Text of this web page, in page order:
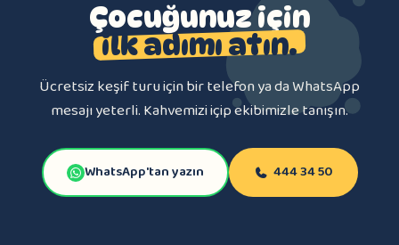
Çocuğunuz için
ilk adımı atın.
Ücretsiz keşif turu için bir telefon ya da WhatsApp
mesajı yeterli. Kahvemizi içip ekibimizle tanışın.
WhatsApp'tan yazın 444 34 50